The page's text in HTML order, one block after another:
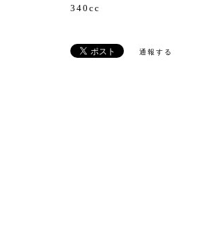
340cc
通報する